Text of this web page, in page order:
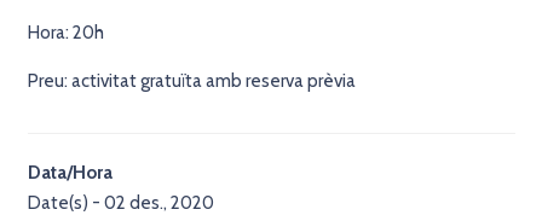
Hora: 20h
Preu: activitat gratuïta amb reserva prèvia
Data/Hora
Date(s) - 02 des., 2020